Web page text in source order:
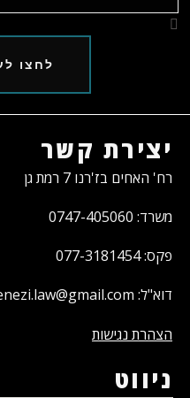
לחצו
יצירת קשר
רח' האחים בז'רנו 7 רמת גן
משרד: 0747-405060
פקס: 077-3181454
דוא"ל: cohenezi.law@gmail.com
הצהרת נגישות
ניווט